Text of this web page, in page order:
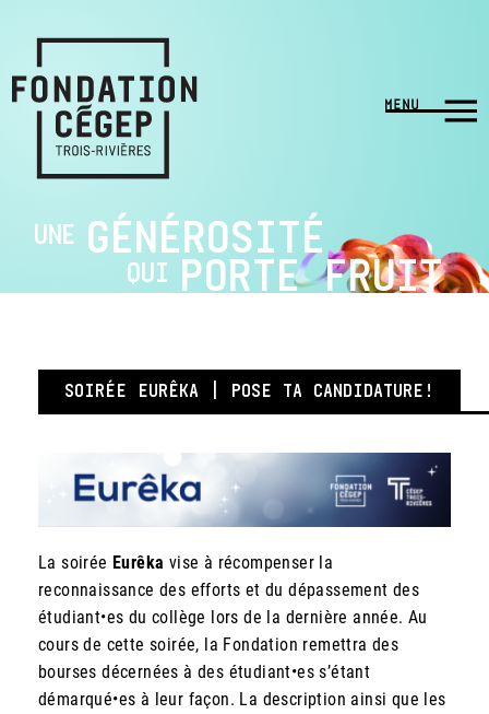
UNE GÉNÉROSITÉ
QUI PORTE FRUIT
SOIRÉE EURÊKA | POSE TA CANDIDATURE!
La soirée Eurêka vise à récompenser la
reconnaissance des efforts et du dépassement des
étudiant•es du collège lors de la dernière année. Au
cours de cette soirée, la Fondation remettra des
bourses décernées à des étudiant•es s’étant
démarqué•es à leur façon. La description ainsi que les